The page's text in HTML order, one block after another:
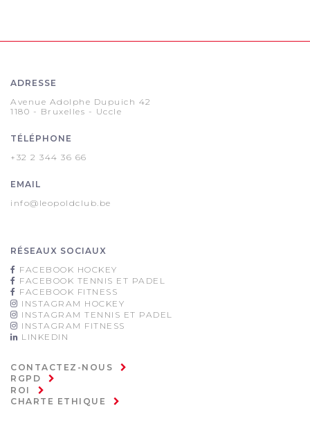
ADRESSE
Avenue Adolphe Dupuich 42
1180 - Bruxelles - Uccle
TÉLÉPHONE
+32 2 344 36 66
EMAIL
info@leopoldclub.be
RÉSEAUX SOCIAUX
FACEBOOK HOCKEY
FACEBOOK TENNIS ET PADEL
FACEBOOK FITNESS
INSTAGRAM HOCKEY
INSTAGRAM TENNIS ET PADEL
INSTAGRAM FITNESS
LINKEDIN
CONTACTEZ-NOUS
RGPD
ROI
CHARTE ETHIQUE